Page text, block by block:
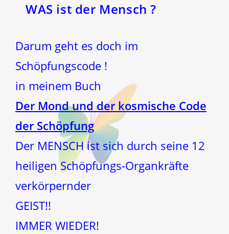
WAS ist der Mensch ?
Darum geht es doch im
Schöpfungscode !
in meinem Buch
Der Mond und der kosmische Code
der Schöpfung
Der MENSCH ist sich durch seine 12
heiligen Schöpfungs-Organkräfte
verkörpernder
GEIST!!
IMMER WIEDER!